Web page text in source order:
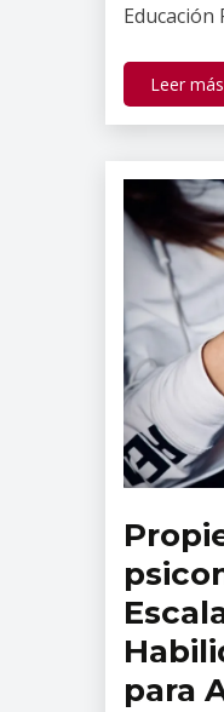
Educación
Leer más
Revista
Salud
Mental
para